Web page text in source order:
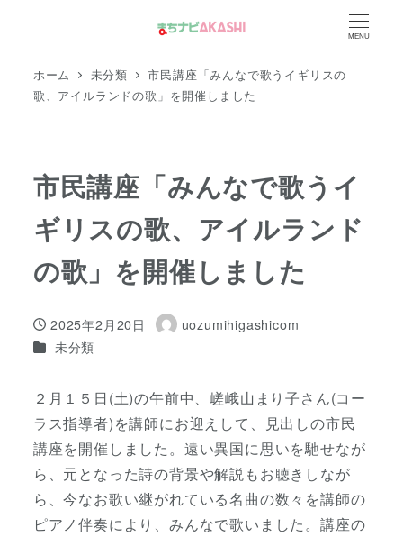
MENU
ホーム 未分類
市民講座「みんなで歌うイギリスの
歌、アイルランドの歌」を開催しました
市民講座「みんなで歌うイ
ギリスの歌、アイルランド
の歌」を開催しました
投稿日
2025年2月20日
著
uozumihigashicom
カテゴリー
未分類
２月１５日(土)の午前中、嵯峨山まり子さん(コー
ラス指導者)を講師にお迎えして、見出しの市民
講座を開催しました。遠い異国に思いを馳せなが
ら、元となった詩の背景や解説もお聴きしなが
ら、今なお歌い継がれている名曲の数々を講師の
ピアノ伴奏により、みんなで歌いました。講座の